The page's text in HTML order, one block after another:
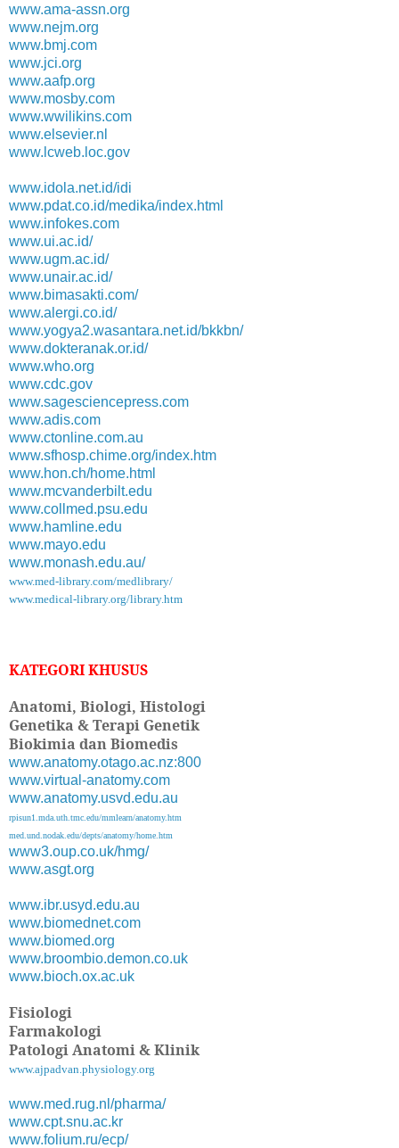
www.ama-assn.org
www.nejm.org
www.bmj.com
www.jci.org
www.aafp.org
www.mosby.com
www.wwilikins.com
www.elsevier.nl
www.lcweb.loc.gov
www.idola.net.id/idi
www.pdat.co.id/medika/index.html
www.infokes.com
www.ui.ac.id/
www.ugm.ac.id/
www.unair.ac.id/
www.bimasakti.com/
www.alergi.co.id/
www.yogya2.wasantara.net.id/bkkbn/
www.dokteranak.or.id/
www.who.org
www.cdc.gov
www.sagesciencepress.com
www.adis.com
www.ctonline.com.au
www.sfhosp.chime.org/index.htm
www.hon.ch/home.html
www.mcvanderbilt.edu
www.collmed.psu.edu
www.hamline.edu
www.mayo.edu
www.monash.edu.au/
www.med-library.com/medlibrary/
www.medical-library.org/library.htm
KATEGORI KHUSUS
Anatomi, Biologi, Histologi
Genetika & Terapi Genetik
Biokimia dan Biomedis
www.anatomy.otago.ac.nz:800
www.virtual-anatomy.com
www.anatomy.usvd.edu.au
rpisun1.mda.uth.tmc.edu/mmlearn/anatomy.htm
med.und.nodak.edu/depts/anatomy/home.htm
www3.oup.co.uk/hmg/
www.asgt.org
www.ibr.usyd.edu.au
www.biomednet.com
www.biomed.org
www.broombio.demon.co.uk
www.bioch.ox.ac.uk
Fisiologi
Farmakologi
Patologi Anatomi & Klinik
www.ajpadvan.physiology.org
www.med.rug.nl/pharma/
www.cpt.snu.ac.kr
www.folium.ru/ecp/